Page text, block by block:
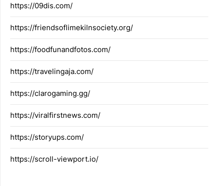
https://09dis.com/
https://friendsoflimekilnsociety.org/
https://foodfunandfotos.com/
https://travelingaja.com/
https://clarogaming.gg/
https://viralfirstnews.com/
https://storyups.com/
https://scroll-viewport.io/